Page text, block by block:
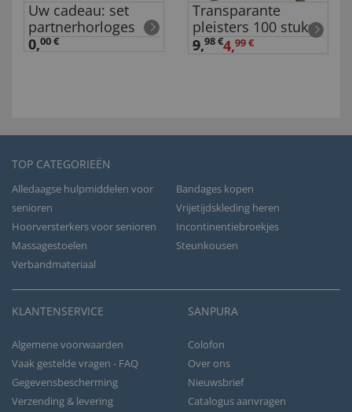
Uw cadeau: set
partnerhorloges
0,00 €
Transparante
pleisters 100 stuks
9,98 €4,99 €
TOP CATEGORIEËN
Alledaagse hulpmiddelen voor
senioren
Bandages kopen
Vrijetijdskleding heren
Hoorversterkers voor senioren
Incontinentiebroekjes
Massagestoelen
Steunkousen
Verbandmateriaal
KLANTENSERVICE
Algemene voorwaarden
Vaak gestelde vragen - FAQ
Gegevensbescherming
Verzending & levering
SANPURA
Colofon
Over ons
Nieuwsbrief
Catalogus aanvragen